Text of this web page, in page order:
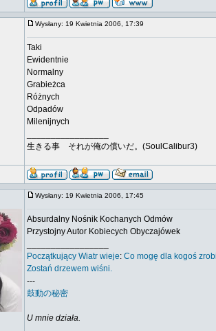
Wysłany: 19 Kwietnia 2006, 17:39
Taki
Ewidentnie
Normalny
Grabieżca
Różnych
Odpadów
Milenijnych
生きる事 それが俺の償いだ。(SoulCalibur3)
Wysłany: 19 Kwietnia 2006, 17:45
Absurdalny Nośnik Kochanych Odmów
Przystojny Autor Kobiecych Obyczajówek
Początkujący Wiatr wieje: Co mogę dla kogoś
Zostań drzewem wiśni.
---
鼓動の秘密
U mnie działa.